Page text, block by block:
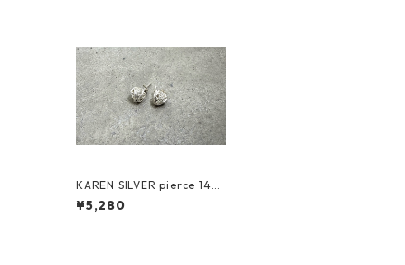
KAREN SILVER pierce 14
カレンシルバー ピアス
¥5,280